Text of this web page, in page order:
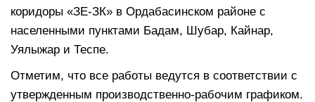
коридоры «ЗЕ-ЗК» в Ордабасинском районе с
населенными пунктами Бадам, Шубар, Кайнар,
Уялыжар и Теспе.
Отметим, что все работы ведутся в соответствии с
утвержденным производственно-рабочим графиком.